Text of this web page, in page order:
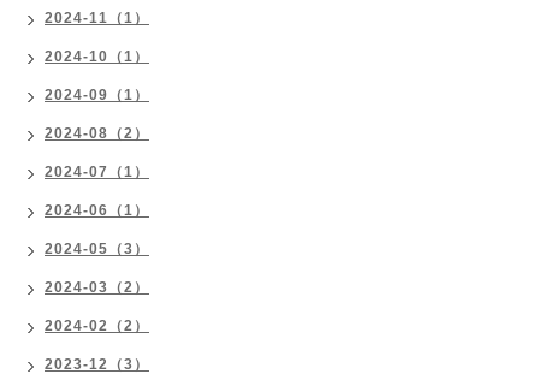
2024-11（1）
2024-10（1）
2024-09（1）
2024-08（2）
2024-07（1）
2024-06（1）
2024-05（3）
2024-03（2）
2024-02（2）
2023-12（3）